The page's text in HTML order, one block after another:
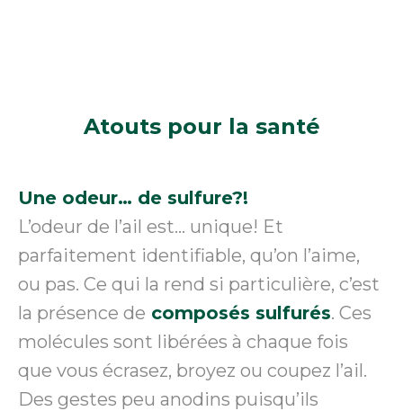
Atoutspour la santé
Une odeur… de sulfure?!
L’odeur de l’ail est… unique! Et
parfaitement identifiable, qu’on l’aime,
ou pas. Ce qui la rend si particulière, c’est
la présence de composés sulfurés. Ces
molécules sont libérées à chaque fois
que vous écrasez, broyez ou coupez l’ail.
Des gestes peu anodins puisqu’ils